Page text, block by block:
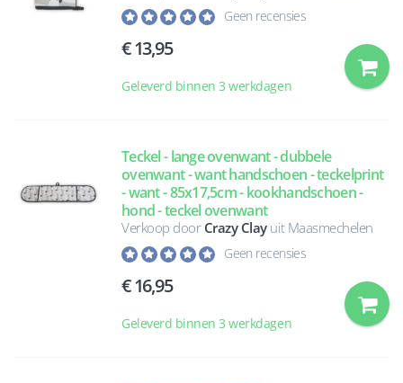
Geen recensies
13,95
Geleverd binnen 3 werkdagen
Teckel - lange ovenwant - dubbele
ovenwant - want handschoen - teckelprint
- want - 85x17,5cm - kookhandschoen -
hond - teckel ovenwant
Verkoop door Crazy Clayuit Maasmechelen
Geen recensies
16,95
Geleverd binnen 3 werkdagen